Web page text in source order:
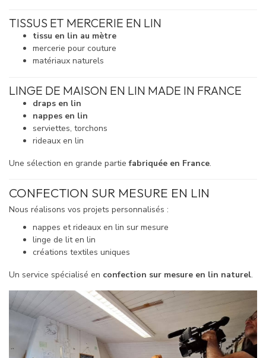
TISSUS ET MERCERIE EN LIN
tissu en lin au mètre
mercerie pour couture
matériaux naturels
LINGE DE MAISON EN LIN MADE IN FRANCE
draps en lin
nappes en lin
serviettes, torchons
rideaux en lin
Une sélection en grande partiefabriquée en France.
CONFECTION SUR MESURE EN LIN
Nous réalisons vos projets personnalisés :
nappes et rideaux en lin sur mesure
linge de lit en lin
créations textiles uniques
Un service spécialisé en confection sur mesure en lin naturel.